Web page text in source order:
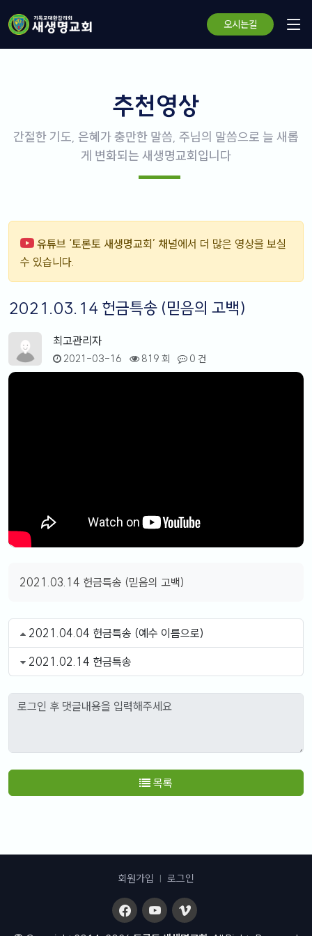
오시는길
추천영상
간절한 기도, 은혜가 충만한 말씀, 주님의 말씀으로 늘 새롭
게 변화되는 새생명교회입니다
유튜브 ‘토론토 새생명교회’ 채널에서 더 많은 영상을 보실
수 있습니다.
2021.03.14 헌금특송 (믿음의 고백)
최고관리자
2021-03-16 819 회 0 건
2021.03.14 헌금특송 (믿음의 고백)
2021.04.04 헌금특송 (예수 이름으로)
2021.02.14 헌금특송
목록
회원가입 | 로그인